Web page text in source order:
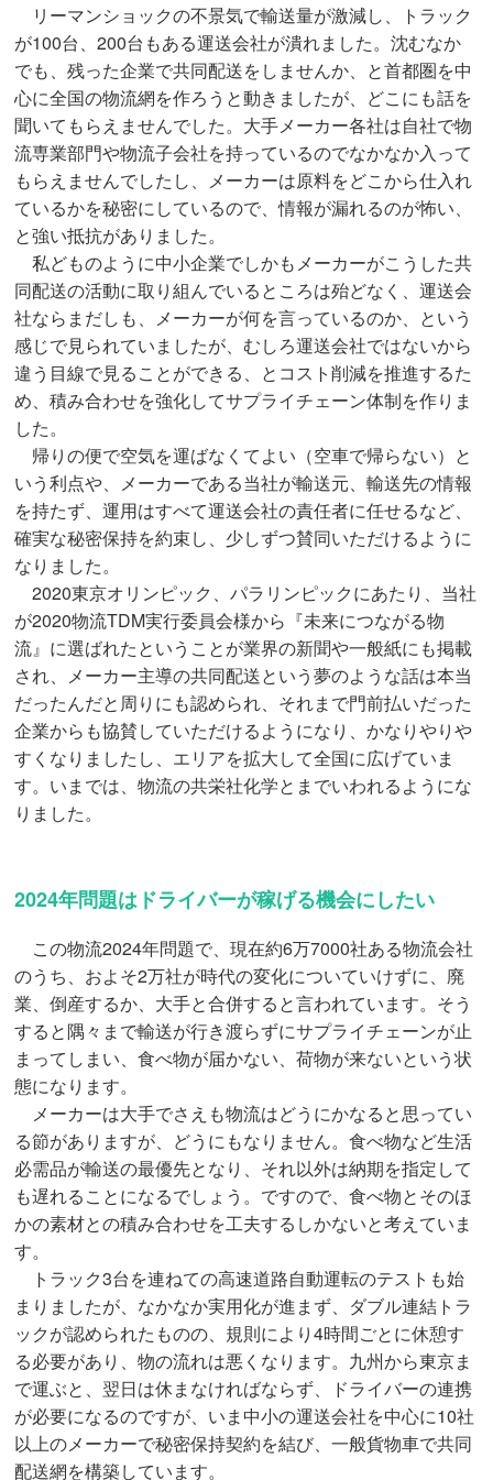
リーマンショックの不景気で輸送量が激減し、トラック
が100台、200台もある運送会社が潰れました。沈むなか
でも、残った企業で共同配送をしませんか、と首都圏を中
心に全国の物流網を作ろうと動きましたが、どこにも話を
聞いてもらえませんでした。大手メーカー各社は自社で物
流専業部門や物流子会社を持っているのでなかなか入って
もらえませんでしたし、メーカーは原料をどこから仕入れ
ているかを秘密にしているので、情報が漏れるのが怖い、
と強い抵抗がありました。
私どものように中小企業でしかもメーカーがこうした共
同配送の活動に取り組んでいるところは殆どなく、運送会
社ならまだしも、メーカーが何を言っているのか、という
感じで見られていましたが、むしろ運送会社ではないから
違う目線で見ることができる、とコスト削減を推進するた
め、積み合わせを強化してサプライチェーン体制を作りま
した。
帰りの便で空気を運ばなくてよい（空車で帰らない）と
いう利点や、メーカーである当社が輸送元、輸送先の情報
を持たず、運用はすべて運送会社の責任者に任せるなど、
確実な秘密保持を約束し、少しずつ賛同いただけるように
なりました。
2020東京オリンピック、パラリンピックにあたり、当社
が2020物流TDM実行委員会様から『未来につながる物
流』に選ばれたということが業界の新聞や一般紙にも掲載
され、メーカー主導の共同配送という夢のような話は本当
だったんだと周りにも認められ、それまで門前払いだった
企業からも協賛していただけるようになり、かなりやりや
すくなりましたし、エリアを拡大して全国に広げていま
す。いまでは、物流の共栄社化学とまでいわれるようにな
りました。
2024年問題はドライバーが稼げる機会にしたい
この物流2024年問題で、現在約6万7000社ある物流会社
のうち、およそ2万社が時代の変化についていけずに、廃
業、倒産するか、大手と合併すると言われています。そう
すると隅々まで輸送が行き渡らずにサプライチェーンが止
まってしまい、食べ物が届かない、荷物が来ないという状
態になります。
メーカーは大手でさえも物流はどうにかなると思ってい
る節がありますが、どうにもなりません。食べ物など生活
必需品が輸送の最優先となり、それ以外は納期を指定して
も遅れることになるでしょう。ですので、食べ物とそのほ
かの素材との積み合わせを工夫するしかないと考えていま
す。
トラック3台を連ねての高速道路自動運転のテストも始
まりましたが、なかなか実用化が進まず、ダブル連結トラ
ックが認められたものの、規則により4時間ごとに休憩す
る必要があり、物の流れは悪くなります。九州から東京ま
で運ぶと、翌日は休まなければならず、ドライバーの連携
が必要になるのですが、いま中小の運送会社を中心に10社
以上のメーカーで秘密保持契約を結び、一般貨物車で共同
配送網を構築しています。